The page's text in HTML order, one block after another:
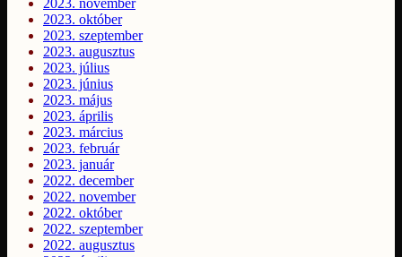
2023. október
2023. szeptember
2023. augusztus
2023. július
2023. június
2023. május
2023. április
2023. március
2023. február
2023. január
2022. december
2022. november
2022. október
2022. szeptember
2022. augusztus